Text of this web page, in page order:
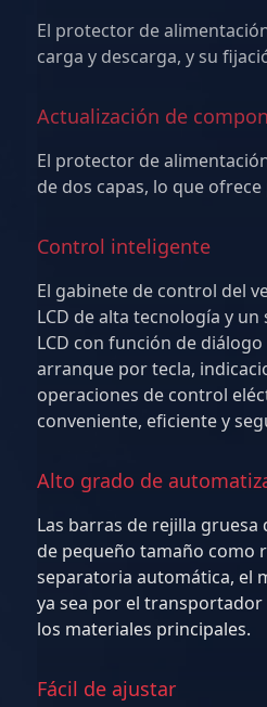
El protector de
Actualización de
El protector de
Control inteligente
El gabinete de control del
LCD de alta tecnología y un sistema de control PLC. La pantalla táctil
LCD con función de
arranque por tecla, indicaciones y protección contra uso indebido,
operaciones de control eléctrico, y
conveniente, eficiente y
Alto grado de
Las barras de rejilla
de pequeño tamaño como residuos. Gracias a la puerta de acceso
separatoria automática, el
ya sea por el transportador de correa de apertura lateral o junto con
los materiales principales.
Fácil de ajustar